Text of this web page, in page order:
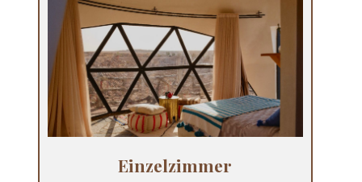
Einzelzimmer